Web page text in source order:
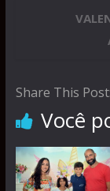
Share This Post:
Você